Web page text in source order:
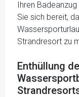
Ihren
Sie sich bereit,
Strandresort zu
Enthüllung